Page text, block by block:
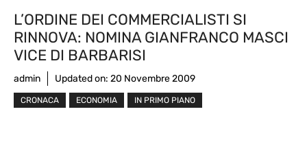
L’ORDINE DEI COMMERCIALISTI SI
RINNOVA: NOMINA GIANFRANCO MASCI
VICE DI BARBARISI
admin Updated on: 20 Novembre 2009
CRONACA ECONOMIA IN PRIMO PIANO